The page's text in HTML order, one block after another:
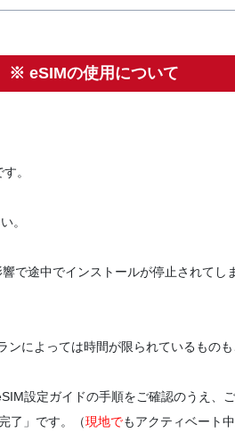
※ eSIMの使用について
。
。
途中でインストールが停止されてし
によっては時間が限られているものも
設定ガイドの手順をご確認のうえ、ご
了」です。（現地でもアクティベート